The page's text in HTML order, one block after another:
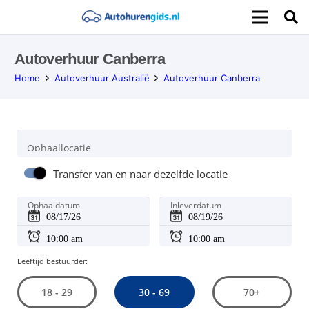
Autoverhuur Canberra
Home Autoverhuur Australië Autoverhuur Canberra
Ophaallocatie
Transfer van en naar dezelfde locatie
Ophaaldatum Inleverdatum
Leeftijd bestuurder:
18 - 29 30 - 69 70+